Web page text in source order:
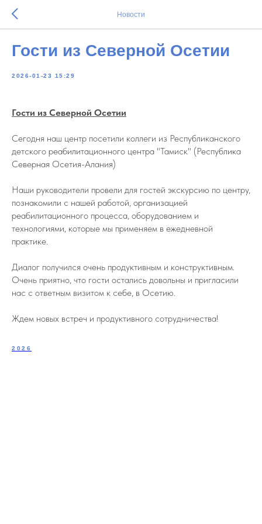
Новости
Гости из Северной Осетии
2026-01-23 15:29
Гости из Северной Осетии
Сегодня наш центр посетили коллеги из Республиканского
детского реабилитационного центра "Тамиск" (Республика
Северная Осетия-Алания)
Наши руководители провели для гостей экскурсию по центру,
познакомили с нашей работой, организацией
реабилитационного процесса, оборудованием и
технологиями, которые мы применяем в ежедневной
практике.
Диалог получился очень продуктивным и конструктивным.
Очень приятно, что гости остались довольны и пригласили
нас с ответным визитом к себе, в Осетию.
Ждем новых встреч и продуктивного сотрудничества!
2026